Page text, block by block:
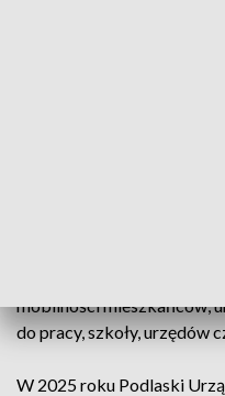
mobilności mieszkańców,
do pracy, szkoły, urzędów
W 2025 roku Podlaski